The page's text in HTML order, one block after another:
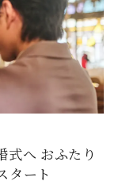
式へ おふたり
タート